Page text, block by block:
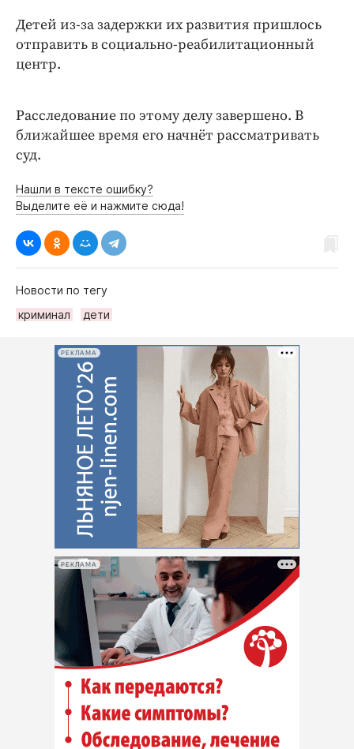
Детей из-за задержки их развития пришлось
отправить в социально-реабилитационный
центр.
Расследование по этому делу завершено. В
ближайшее время его начнёт рассматривать
суд.
Нашли в тексте ошибку?
Выделите её и нажмите сюда!
Новости по тегу
криминал
дети
РЕКЛАМА
РЕКЛАМА